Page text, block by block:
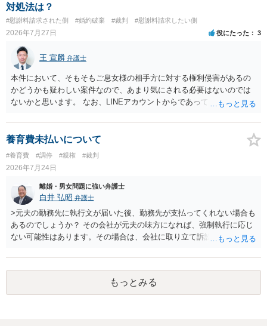
の 金銭であったと評価される可能性はあると考えます。 ② 「今後一
切関与しないなら100万円振り込む」というLINEや誓約書は、裁判上
どの程度証拠価値があるのか ⇒前後のやり取りや誓約書の具体的内容
を見ない限り、具体的な判断はできませんが、一定の証拠価値はある
と考えます。 ③ 借用書があっても、後から100万円を貸付扱いに変更
することは認められるのか。 ⇒おそらく１００万円は不当利得（受け
取る正当な権利がないのに利益を取得した）として返還請求されてい
るものかと推察しますので、 貸金返還ではないかと存じます。 ④ 私
は現在、収入も不安定で貯金もなくリボ払い借金が既に約100万あり。
今年に再婚したが主人はお金に厳しい為、一括で220万円を支払う事は
困難 仮に裁判で敗訴した場合でも、分割払いになる可能性はあります
か。 ⇒判決となり敗訴してしまった場合は、強制執行により不動産等
の財産を差し押さえられ、そこから債権回収が図られることになりま
すが、 和解であれば柔軟な解決が可能ですので、その場合は分割払
いにより支払うことも十分可能です。 ⑤ このような事情であれば、私
は120万円のみ和解交渉を続けるべきでしょうか。 ⇒ご相談者様の認
識を前提にすれば、１００万円も含めて返済する必要はないと考えら
れるため、 120万円のみについて交渉を続けることがベターかと存じ
ます。
対処法は？
#慰謝料請求された側 #婚約破棄 #裁判 #慰謝料請求したい側
2026年7月27日 役にたった 3
王 宣麟 弁護士
本件において、そもそもご息女様の相手方に対する権利侵害があるの
かどうかも疑わしい案件なので、あまり気にされる必要はないのでは
ないかと思います。 なお、LINEアカウントからであっても、そこに紐
るパターンはありえるものの、本件のような精神的損害が発生したと
明確にいえないような案件において開示がなされる可能性も低いので
養育費未払いについて
#養育費 #調停 #親権 #裁判
2026年7月24日
離婚・男女問題に強い弁護士
白井 弘昭 弁護士
>元夫の勤務先に執行文が届いた後、勤務先が支払ってくれない場合も
あるのでしょうか？ その会社が元夫の味方になれば、強制執行に応じ
ない可能性はあります。その場合は、会社に取り立て訴訟を行うこと
押さえ、元夫名義の車の差し押さえ競売などを検討します。 ＞何もで
きなかった場合は、公正証書の原本は戻ってくるのでしょうか？ 取れ
ても取れなくても、執行裁判所に原本の還付請求を行えば還付されま
す。 ＞他の弁護士さんに再度依頼できるのでしょうか？ できます。た
もっとみる